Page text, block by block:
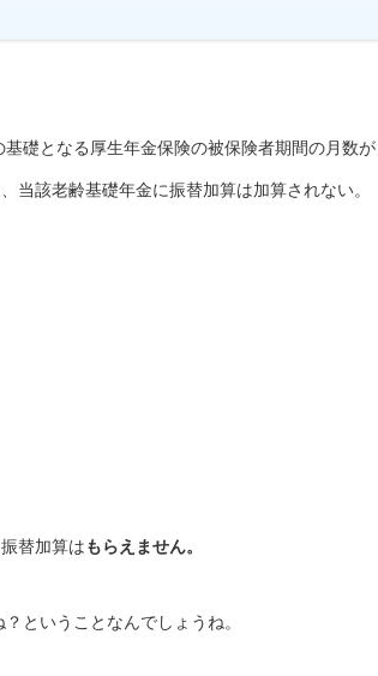
礎となる厚生年金保険の被保険者期間の月数が
当該老齢基礎年金に振替加算は加算されない。
替加算はもらえません。
ということなんでしょうね。